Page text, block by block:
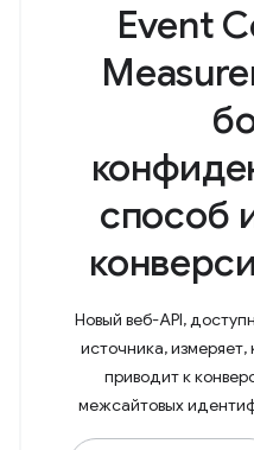
Event
способ
Новый веб-API,
источника, измеряет,
приводит к
межсайтовых
эффективности